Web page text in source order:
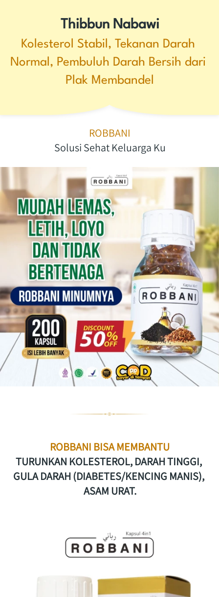
Thibbun Nabawi
Kolesterol Stabil, Tekanan Darah
Normal, Pembuluh Darah Bersih dari
Plak Membandel
ROBBANI
Solusi Sehat Keluarga Ku
ROBBANI BISA MEMBANTU
TURUNKAN KOLESTEROL, DARAH TINGGI,
GULA DARAH (DIABETES/KENCING MANIS),
ASAM URAT.